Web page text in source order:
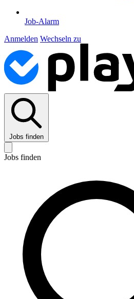
Job-Alarm
Anmelden Wechseln zu
Jobs finden
Jobs finden